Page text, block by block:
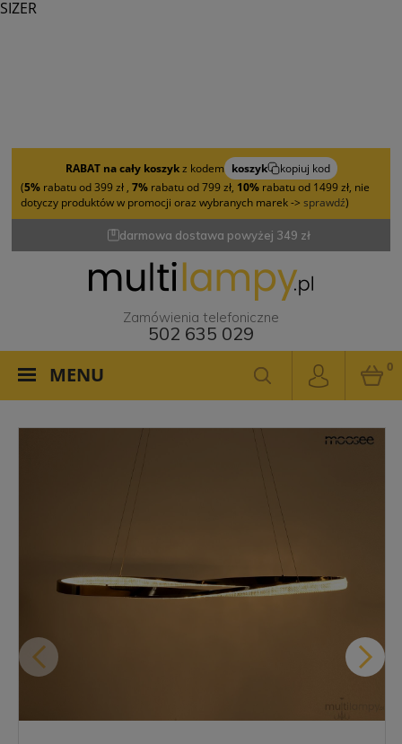
RABAT na cały koszykz kodem koszyk
kopiuj kod
(5% rabatu od 399 zł , 7% rabatu od 799 zł, 10% rabatu od 1499 zł, nie
dotyczy produktów w promocji oraz wybranych marek -> sprawdź)
darmowa dostawa powyżej 349 zł
Zamówienia telefoniczne
502 635 029
MENU 0
SIZER